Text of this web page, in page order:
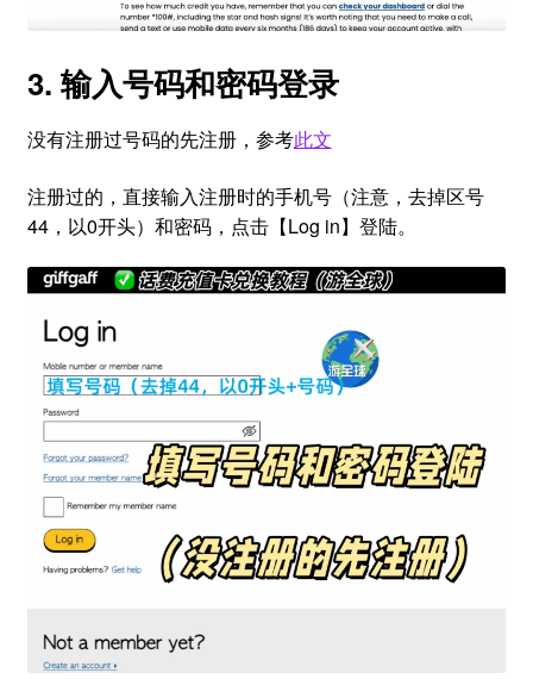
3. 输入号码和密码登录
没有注册过号码的先注册，参考此文
注册过的，直接输入注册时的手机号（注意，去掉区号
44，以0开头）和密码，点击【Log in】登陆。